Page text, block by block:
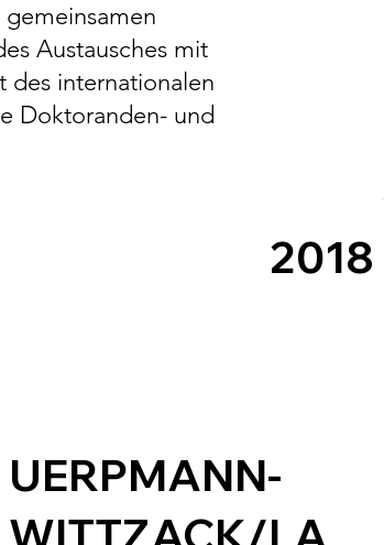
Austausches mit
des internationalen
Doktoranden- und
2018
UERPMANN-